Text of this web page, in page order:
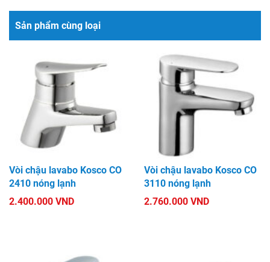
Sản phẩm cùng loại
Vòi chậu lavabo Kosco CO
2410 nóng lạnh
2.400.000 VND
Vòi chậu lavabo Kosco CO
3110 nóng lạnh
2.760.000 VND